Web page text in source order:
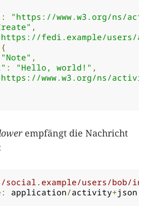
:
"https://www.w3.org/ns/
,
fedi.example/users/
{
"Note" ,
: "Hello, world!" ,
www.w3.org/ns/
empfängt die Nachricht
social.example/users/bob/
: application/activity+json